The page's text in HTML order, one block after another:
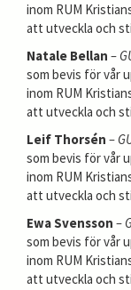
inom RUM
att utveckla och
Natale Bellan –
som bevis för vår
inom RUM
att utveckla och
Leif Thorsén –
som bevis för vår
inom RUM
att utveckla och
Ewa Svensson –
som bevis för vår
inom RUM
att utveckla och